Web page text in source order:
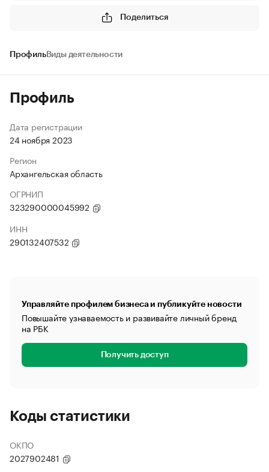
Поделиться
ПрофильВиды деятельности
Профиль
Дата регистрации
24 ноября 2023
Регион
Архангельская область
ОГРНИП
323290000045992
ИНН
290132407532
Управляйте профилем бизнеса и публикуйте новости
Повышайте узнаваемость и развивайте личный бренд
на РБК
Получить доступ
Коды статистики
ОКПО
2027902481